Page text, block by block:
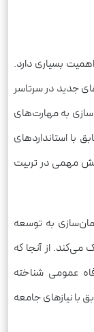
بسیاری دارد.
جدید در سرتاسر
به مهارت‌های
با استانداردهای
هنرآموزان ساختمان 1 آرسا نقش مهمی در تربیت
به توسعه
از آنجا که
عمومی شناخته
با نیازهای جامعه